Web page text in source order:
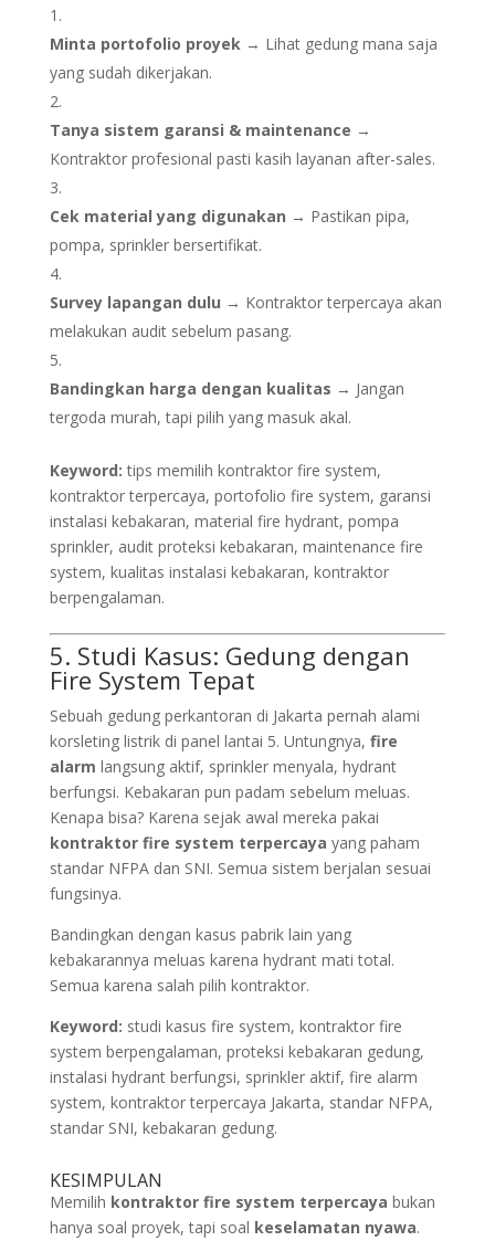
Minta portofolio proyek→ Lihat gedung mana saja
yang sudah dikerjakan.
Tanya sistem garansi & maintenance →
Kontraktor profesional pasti kasih layanan after-sales.
Cek material yang digunakan → Pastikan pipa,
pompa, sprinkler bersertifikat.
Survey lapangan dulu → Kontraktor terpercaya akan
melakukan audit sebelum pasang.
Bandingkan harga dengan kualitas → Jangan
tergoda murah, tapi pilih yang masuk akal.
Keyword: tips memilih kontraktor fire system,
kontraktor terpercaya, portofolio fire system, garansi
instalasi kebakaran, material fire hydrant, pompa
sprinkler, audit proteksi kebakaran, maintenance fire
system, kualitas instalasi kebakaran, kontraktor
berpengalaman.
5. Studi Kasus: Gedung dengan
Fire System Tepat
Sebuah gedung perkantoran di Jakarta pernah alami
korsleting listrik di panel lantai 5. Untungnya, fire
alarm langsung aktif, sprinkler menyala, hydrant
berfungsi. Kebakaran pun padam sebelum meluas.
Kenapa bisa? Karena sejak awal mereka pakai
kontraktor fire system terpercaya yang paham
standar NFPA dan SNI. Semua sistem berjalan sesuai
fungsinya.
Bandingkan dengan kasus pabrik lain yang
kebakarannya meluas karena hydrant mati total.
Semua karena salah pilih kontraktor.
Keyword: studi kasus fire system, kontraktor fire
system berpengalaman, proteksi kebakaran gedung,
instalasi hydrant berfungsi, sprinkler aktif, fire alarm
system, kontraktor terpercaya Jakarta, standar NFPA,
standar SNI, kebakaran gedung.
KESIMPULAN
Memilih kontraktor fire system terpercaya bukan
hanya soal proyek, tapi soal keselamatan nyawa.